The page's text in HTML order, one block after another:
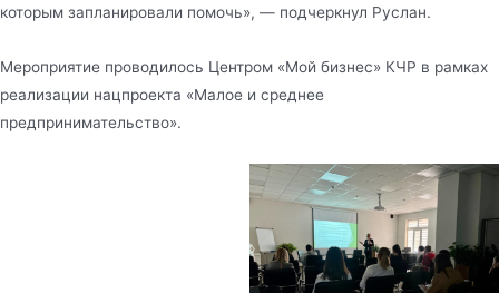
которым запланировали помочь», — подчеркнул Руслан.
Мероприятие проводилось Центром «Мой бизнес» КЧР в рамках
реализации нацпроекта «Малое и среднее
предпринимательство».